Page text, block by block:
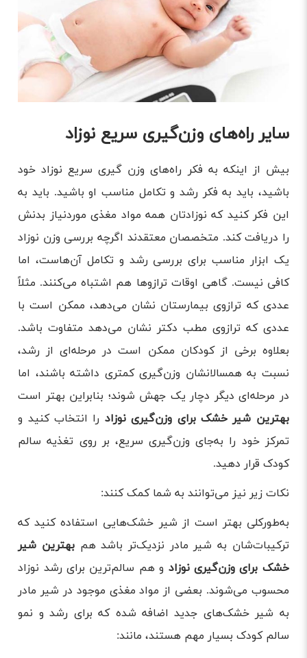
سایر راه‌های وزن‌گیری سریع نوزاد
بیش از اینکه به فکر راه‌های وزن گیری سریع نوزاد خود
باشید، باید به فکر رشد و تکامل مناسب او باشید. باید به
این فکر کنید که نوزادتان همه مواد مغذی موردنیاز بدنش
را دریافت کند. متخصصان معتقدند اگرچه بررسی وزن نوزاد
یک ابزار مناسب برای بررسی رشد و تکامل آن‌هاست، اما
کافی نیست. گاهی اوقات ترازوها هم اشتباه می‌کنند. مثلاً
عددی که ترازوی بیمارستان نشان می‌دهد، ممکن است با
عددی که ترازوی مطب دکتر نشان می‌دهد متفاوت باشد.
بعلاوه برخی از کودکان ممکن است در مرحله‌ای از رشد،
نسبت به همسالانشان وزن‌گیری کمتری داشته باشند، اما
در مرحله‌ای دیگر دچار یک جهش شوند؛ بنابراین بهتر است
بهترین شیر خشک برای وزن‌گیری نوزاد را انتخاب کنید و
تمرکز خود را به‌جای وزن‌گیری سریع، بر روی تغذیه سالم
کودک قرار دهید.
نکات زیر نیز می‌توانند به شما کمک کنند:
به‌طورکلی بهتر است از شیر خشک‌هایی استفاده کنید که
ترکیبات‌شان به شیر مادر نزدیک‌تر باشد همبهترین شیر
خشک برای وزن‌گیری نوزاد و هم سالم‌ترین برای رشد نوزاد
محسوب می‌شوند. بعضی از مواد مغذی موجود در شیر مادر
به شیر خشک‌های جدید اضافه شده که برای رشد و نمو
سالم کودک بسیار مهم هستند، مانند: